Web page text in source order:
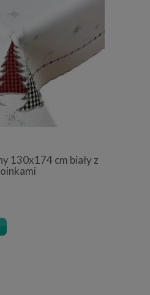
130x174 cm biały z